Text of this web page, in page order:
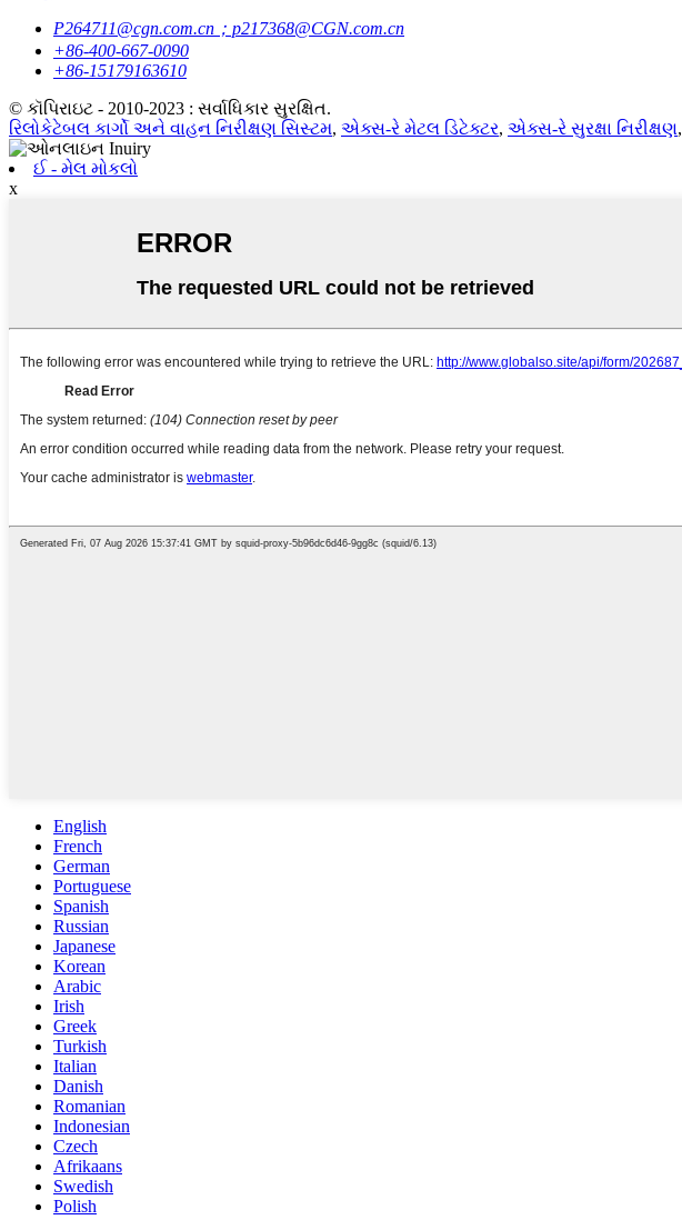
P264711@cgn.com.cn；p217368@CGN.com.cn
+86-400-667-0090
+86-15179163610
© કૉપિરાઇટ - 2010-2023 : સર્વાધિકાર સુરક્ષિત.
રિલોકેટેબલ કાર્ગો અને વાહન નિરીક્ષણ સિસ્ટમ, એક્સ-રે મેટલ ડિટેક્ટર, એક્સ-રે સુરક્ષા નિરીક્ષણ,
ઈ - મેલ મોકલો
x
English
French
German
Portuguese
Spanish
Russian
Japanese
Korean
Arabic
Irish
Greek
Turkish
Italian
Danish
Romanian
Indonesian
Czech
Afrikaans
Swedish
Polish